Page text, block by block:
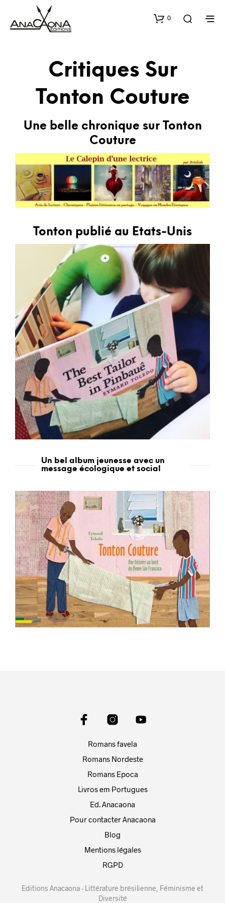
0
Critiques Sur
Tonton Couture
Une belle chronique sur Tonton
Couture
Tonton publié au Etats-Unis
Un bel album jeunesse avec un
message écologique et social
Romans favela
Romans Nordeste
Romans Epoca
Livros em Portugues
Ed. Anacaona
Pour contacter Anacaona
Blog
Mentions légales
RGPD
Editions Anacaona - Littérature brésilienne, Féminisme et
Diversité